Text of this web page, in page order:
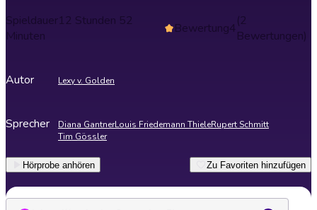
Spieldauer12 Stunden 52
Minuten
Bewertung4(2
Bewertungen)
Autor Lexy v. Golden
Sprecher Diana GantnerLouis Friedemann ThieleRupert Schmitt
Tim Gössler
Hörprobe anhören Zu Favoriten hinzufügen